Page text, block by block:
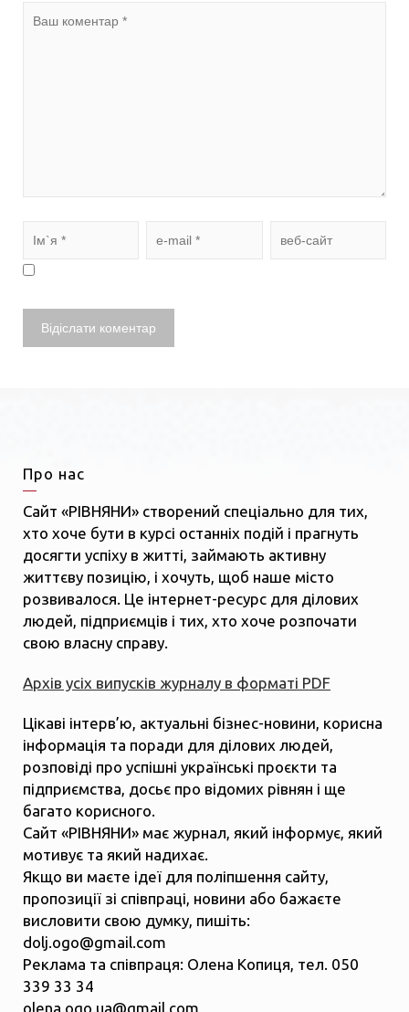
Про нас
Сайт «РІВНЯНИ» створений спеціально для тих,
хто хоче бути в курсі останніх подій і прагнуть
досягти успіху в житті, займають активну
життєву позицію, і хочуть, щоб наше місто
розвивалося. Це інтернет-ресурс для ділових
людей, підприємців і тих, хто хоче розпочати
свою власну справу.
Архів усіх випусків журналу в форматі PDF
Цікаві інтерв’ю, актуальні бізнес-новини, корисна
інформація та поради для ділових людей,
розповіді про успішні українські проєкти та
підприємства, досьє про відомих рівнян і ще
багато корисного.
Сайт «РІВНЯНИ» має журнал, який інформує, який
мотивує та який надихає.
Якщо ви маєте ідеї для поліпшення сайту,
пропозиції зі співпраці, новини або бажаєте
висловити свою думку, пишіть:
dolj.ogo@gmail.com
Реклама та співпраця: Олена Копиця, тел. 050
339 33 34
olena.ogo.ua@gmail.com